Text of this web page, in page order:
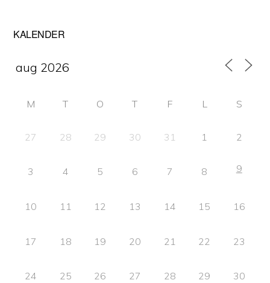
Primärt
sidofält
KALENDER
M T O T F L S
27 28 29 30 31 1 2
3 4 5 6 7 8 9
10 11 12 13 14 15 16
17 18 19 20 21 22 23
24 25 26 27 28 29 30